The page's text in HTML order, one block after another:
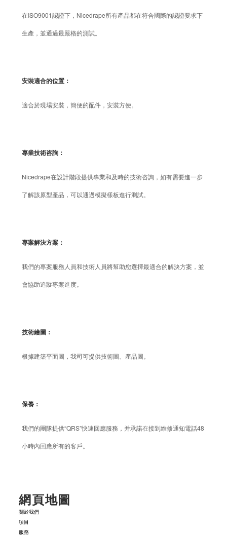
在ISO9001認證下，Nicedrape所有產品都在符合國際的認證要求下
生產，並通過最嚴格的測試。
安裝適合的位置：
適合於現場安裝，簡便的配件，安裝方便。
專業技術咨詢：
Nicedrape在設計階段提供專業和及時的技術咨詢，如有需要進一步
了解該原型產品，可以通過模擬樣板進行測試。
專案解決方案：
我們的專案服務人員和技術人員將幫助您選擇最適合的解決方案，並
會協助追蹤專案進度。
技術繪圖：
根據建築平面圖，我司可提供技術圖、產品圖。
保養：
我們的團隊提供“QRS”快速回應服務，并承諾在接到維修通知電話48
小時內回應所有的客戶。
網頁地圖
關於我們
項目
服務